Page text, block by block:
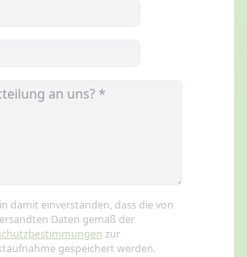
damit einverstanden, dass die von
Daten gemäß der
zur
gespeichert werden.